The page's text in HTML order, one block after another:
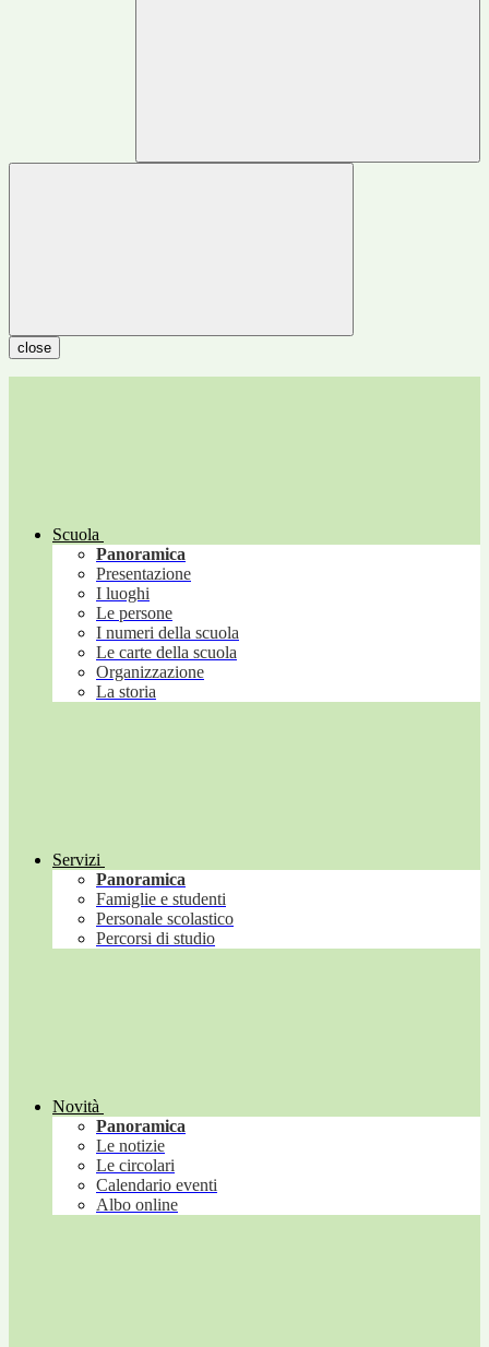
close
Scuola
Panoramica
Presentazione
I luoghi
Le persone
I numeri della scuola
Le carte della scuola
Organizzazione
La storia
Servizi
Panoramica
Famiglie e studenti
Personale scolastico
Percorsi di studio
Novità
Panoramica
Le notizie
Le circolari
Calendario eventi
Albo online